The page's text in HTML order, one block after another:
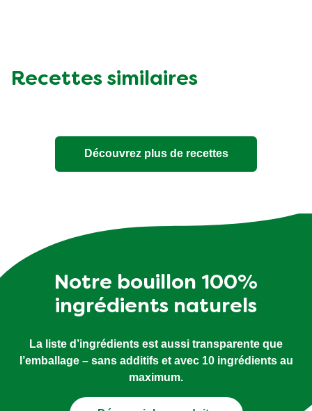
Recettes similaires
Découvrez plus de recettes
Notre bouillon 100%
ingrédients naturels
La liste d’ingrédients est aussi transparente que
l’emballage – sans additifs et avec 10 ingrédients au
maximum.